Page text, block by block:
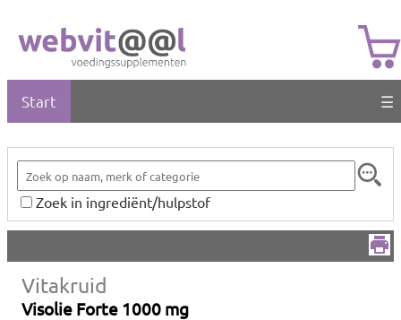
Start ☰
Zoek in ingrediënt/hulpstof
Vitakruid
Visolie Forte 1000 mg